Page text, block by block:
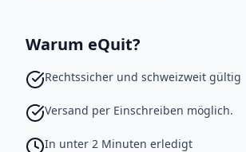
Warum eQuit?
Rechtssicher und schweizweit gültig
Versand per Einschreiben möglich.
In unter 2 Minuten erledigt